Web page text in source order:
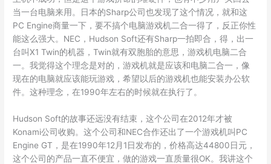
当一台电脑来用。日本的Sharp公司也发现了这个情况，就和这
PC Engine商量一下，要不搞个电脑游戏机二合一得了，反正你性
能这么强大。NEC，Hudson Soft还有Sharp一拍即合，得，出一
台叫X1 Twin的机器，Twin就有双胞胎的意思，游戏机电脑二合
一。我觉得这个理念是对的，游戏机就是应该和电脑二合一，像
现在的电脑就应该能玩游戏，希望以后的游戏机也能安装办公软
件。这种理念，在1990年左右的时候就在执行了。
Hudson Soft的故事还远没有结束，这个公司在2012年才被
Konami公司收购。这个公司和NEC合作还出了一个游戏机叫PC
Engine GT，是在1990年12月1日发布的，价格高达44800日元，
这个公司的产品一直不便宜，做的游戏一直质量很OK。我讲这个